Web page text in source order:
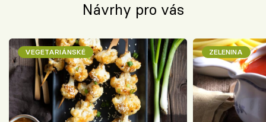
Návrhy pro vás
VEGETARIÁNSKÉ ZELENINA